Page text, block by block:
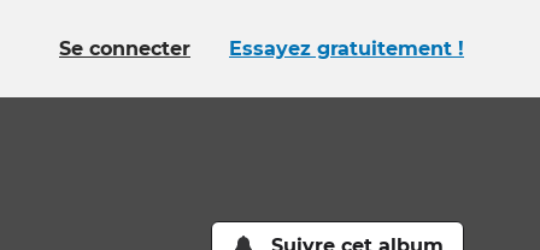
Se connecter Essayez gratuitement !